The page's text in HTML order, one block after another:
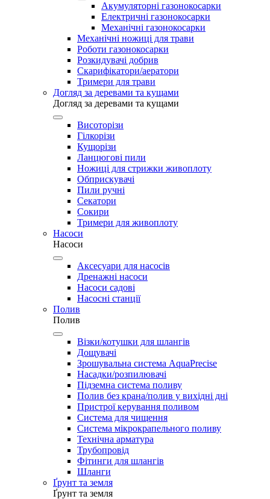
Акумуляторні газонокосарки
Електричні газонокосарки
Механічні газонокосарки
Механічні ножиці для трави
Роботи газонокосарки
Розкидувачі добрив
Скарифікатори/аератори
Тримери для трави
Догляд за деревами та кущами
Догляд за деревами та кущами
Висоторізи
Гілкорізи
Кущорізи
Ланцюгові пили
Ножиці для стрижки живоплоту
Обприскувачі
Пили ручні
Секатори
Сокири
Тримери для живоплоту
Насоси
Насоси
Аксесуари для насосів
Дренажні насоси
Насоси садові
Насосні станції
Полив
Полив
Візки/котушки для шлангів
Дощувачі
Зрошувальна система AquaPrecise
Насадки/розпилювачі
Підземна система поливу
Полив без крана/полив у вихідні дні
Пристрої керування поливом
Система для чищення
Система мікрокрапельного поливу
Технічна арматура
Трубопровід
Фітинги для шлангів
Шланги
Ґрунт та земля
Ґрунт та земля